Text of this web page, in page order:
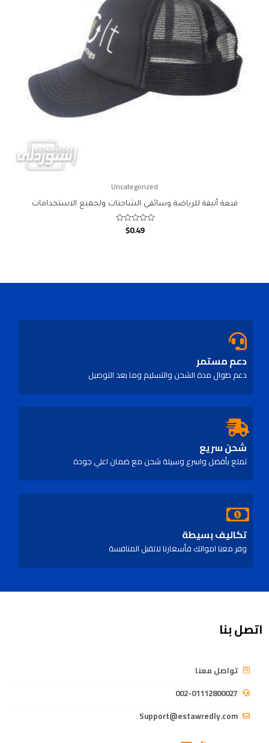
Uncategorized
قبعة أنيقة للرياضة وسائقي الشاحنات ولجميع الاستخدامات
Rated
$0.49
دعم مستمر
دعم طوال مدة الشحن والتسليم وما بعد التوصيل
شحن سريع
تمتع بأفضل واسرع وسيلة شحن مع ضمان اعلي جودة
تكاليف بسيطة
وفر معنا اموالك فأسعارنا لاتقبل المنافسة
اتصل بنا
تواصل معنا
002-01112800027
Support@estawredly.com